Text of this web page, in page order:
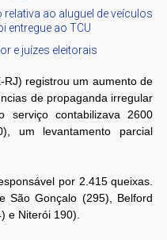
ao aluguel de veículos
entregue ao TCU
e juízes eleitorais
RJ) registrou um aumento de
de propaganda irregular
contabilizava 2600
um levantamento parcial
por 2.415 queixas.
São Gonçalo (295), Belford
e Niterói 190).